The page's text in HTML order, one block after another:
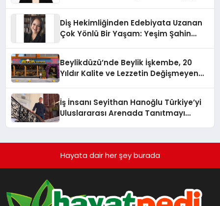
Diş Hekimliğinden Edebiyata Uzanan
Çok Yönlü Bir Yaşam: Yeşim Şahin
Beylikdüzü’nde Beylik İşkembe, 20
Yıldır Kalite ve Lezzetin Değişmeyen
İş İnsanı Seyithan Hanoğlu Türkiye’yi
Uluslararası Arenada Tanıtmayı
Hayata dair her şey burada